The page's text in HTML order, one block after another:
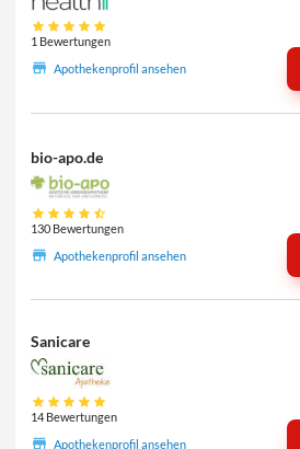
1 Bewertungen
Apothekenprofil ansehen
bio-apo.de
130 Bewertungen
Apothekenprofil ansehen
Sanicare
14 Bewertungen
Apothekenprofil ansehen